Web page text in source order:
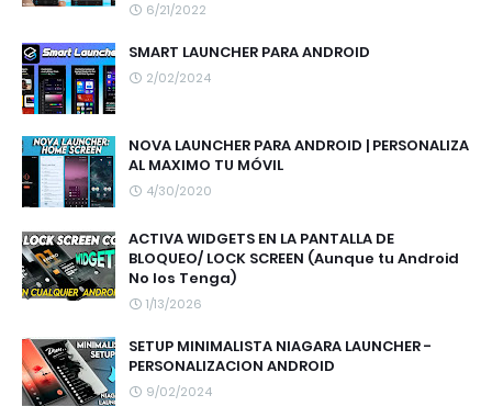
6/21/2022
SMART LAUNCHER PARA ANDROID
2/02/2024
NOVA LAUNCHER PARA ANDROID | PERSONALIZA
AL MAXIMO TU MÓVIL
4/30/2020
ACTIVA WIDGETS EN LA PANTALLA DE
BLOQUEO/ LOCK SCREEN (Aunque tu Android
No los Tenga)
1/13/2026
SETUP MINIMALISTA NIAGARA LAUNCHER -
PERSONALIZACION ANDROID
9/02/2024